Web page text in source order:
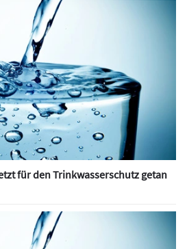
für den Trinkwasserschutz getan